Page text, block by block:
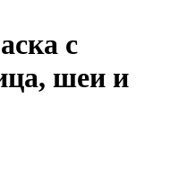
с
шеи и